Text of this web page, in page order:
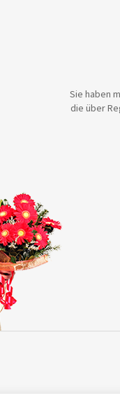
Sie haben
die über